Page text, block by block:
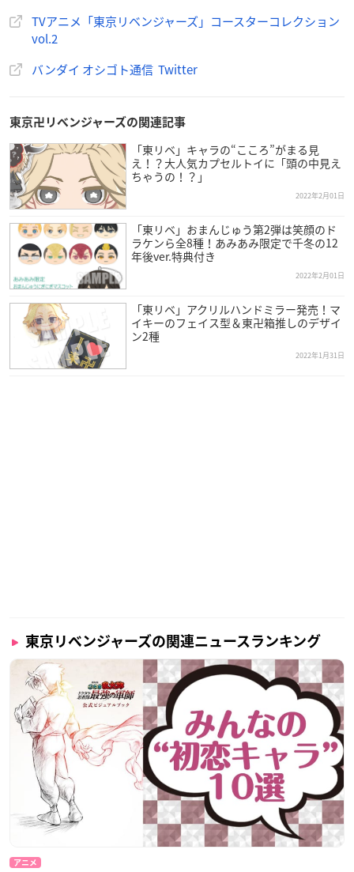
＼
アニメ第1期第1クールのストーリーから
厳選した名場面をピックアップ！
定！
詳細は次へ👇pic.twitter.com/BITEG1iREU
— バンダイ オシゴト通信【公式】 (@oshi_tsushin)Febr
uary 2, 2022
／
“血のハロウィン編”を収録した
コースターコレクション第2弾も登場❗
＼
TVアニメ『#東京リベンジャーズ』の
「コースターコレクション」シリーズに
“血のハロウィン編”が登場💥
☑コースターコレクション 東京リベンジャーズ vol.2
TVアニメ「東京リベンジャーズ」コースターコレクション
vol.2
バンダイ オシゴト通信 Twitter
東京卍リベンジャーズの関連記事
「東リベ」キャラの“こころ”がまる見
え！？大人気カプセルトイに「頭の中見え
ちゃうの！？」
2022年2月01日
「東リベ」おまんじゅう第2弾は笑顔のド
ラケンら全8種！あみあみ限定で千冬の12
年後ver.特典付き
2022年2月01日
「東リベ」アクリルハンドミラー発売！マ
イキーのフェイス型＆東卍箱推しのデザイ
ン2種
2022年1月31日
東京リベンジャーズの関連ニュースランキング
アニメ